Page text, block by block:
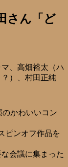
さん「ど
、高畑裕太（ハ
）、村田正純
のかわいいコン
ピンオフ作品を
会議に集まった